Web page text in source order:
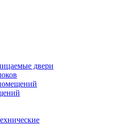
двери